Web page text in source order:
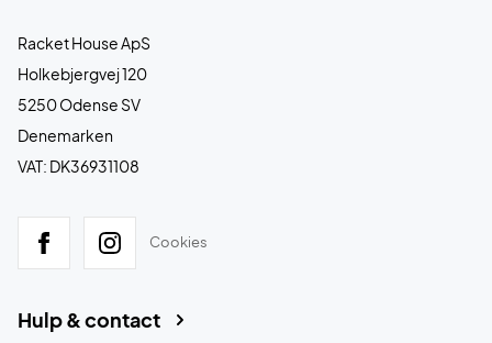
Racket House ApS
Holkebjergvej 120
5250 Odense SV
Denemarken
VAT: DK36931108
Cookies
Hulp & contact